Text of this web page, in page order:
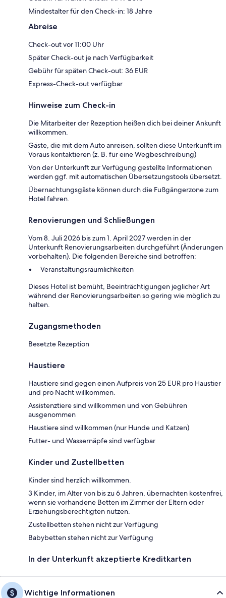
Mindestalter für den Check-in: 18 Jahre
Abreise
Check-out vor 11:00 Uhr
Später Check-out je nach Verfügbarkeit
Gebühr für späten Check-out: 36 EUR
Express-Check-out verfügbar
Hinweise zum Check-in
Die Mitarbeiter der Rezeption heißen dich bei deiner Ankunft
willkommen.
Gäste, die mit dem Auto anreisen, sollten diese Unterkunft im
Voraus kontaktieren (z. B. für eine Wegbeschreibung)
Von der Unterkunft zur Verfügung gestellte Informationen
werden ggf. mit automatischen Übersetzungstools übersetzt.
Übernachtungsgäste können durch die Fußgängerzone zum
Hotel fahren.
Renovierungen und Schließungen
Vom 8. Juli 2026 bis zum 1. April 2027 werden in der
Unterkunft Renovierungsarbeiten durchgeführt (Änderungen
vorbehalten). Die folgenden Bereiche sind betroffen:
Veranstaltungsräumlichkeiten
Dieses Hotel ist bemüht, Beeinträchtigungen jeglicher Art
während der Renovierungsarbeiten so gering wie möglich zu
halten.
Zugangsmethoden
Besetzte Rezeption
Haustiere
Haustiere sind gegen einen Aufpreis von 25 EUR pro Haustier
und pro Nacht willkommen.
Assistenztiere sind willkommen und von Gebühren
ausgenommen
Haustiere sind willkommen (nur Hunde und Katzen)
Futter- und Wassernäpfe sind verfügbar
Kinder und Zustellbetten
Kinder sind herzlich willkommen.
3 Kinder, im Alter von bis zu 6 Jahren, übernachten kostenfrei,
wenn sie vorhandene Betten im Zimmer der Eltern oder
Erziehungsberechtigten nutzen.
Zustellbetten stehen nicht zur Verfügung
Babybetten stehen nicht zur Verfügung
In der Unterkunft akzeptierte Kreditkarten
Wichtige Informationen